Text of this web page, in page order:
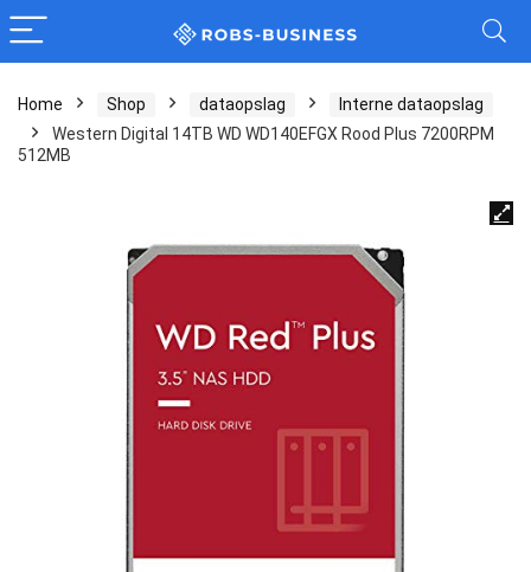
Home Shop dataopslag
Interne dataopslag
Western Digital 14TB WD WD140EFGX Rood Plus 7200RPM
512MB